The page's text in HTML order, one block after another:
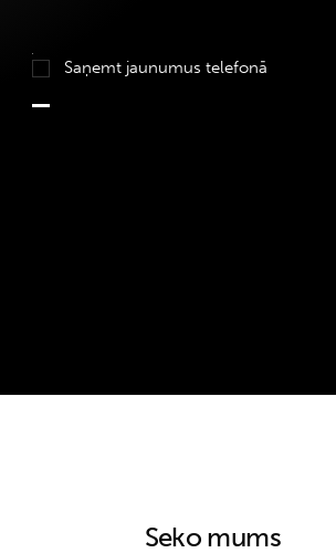
Saņemt jaunumus telefonā
Seko mums